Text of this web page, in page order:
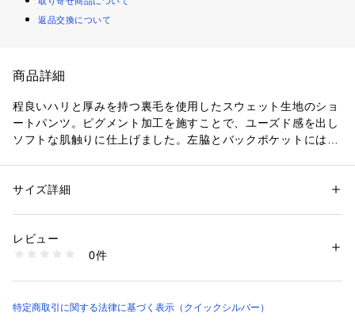
返品交換について
商品詳細
程良いハリと厚みを持つ裏毛を使用したスウェット生地のショ
ートパンツ。ピグメント加工を施すことで、ユーズド感を出し
ソフトな肌触りに仕上げました。左脇とバックポケットにはト
イド・バックポケット付き。レングスは18インチ。
性別：メンズ
商品番号：
jp-qws251001 （ショップ）
サイズ詳細
レビュー
0件
特定商取引に関する法律に基づく表示（クイックシルバー）